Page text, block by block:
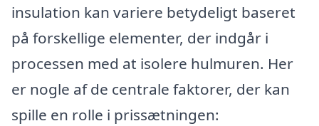
insulation kan variere betydeligt baseret
på forskellige elementer, der indgår i
processen med at isolere hulmuren. Her
er nogle af de centrale faktorer, der kan
spille en rolle i prissætningen: